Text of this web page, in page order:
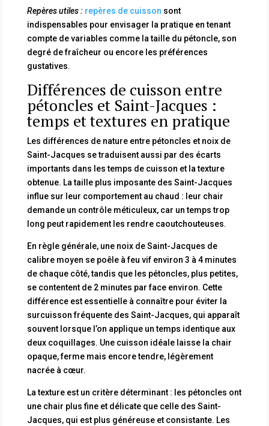
Repères utiles : repères de cuisson sont
indispensables pour envisager la pratique en tenant
compte de variables comme la taille du pétoncle, son
degré de fraîcheur ou encore les préférences
gustatives.
Différences de cuisson entre
pétoncles et Saint-Jacques :
temps et textures en pratique
Les différences de nature entre pétoncles et noix de
Saint-Jacques se traduisent aussi par des écarts
importants dans les temps de cuisson et la texture
obtenue. La taille plus imposante des Saint-Jacques
influe sur leur comportement au chaud : leur chair
demande un contrôle méticuleux, car un temps trop
long peut rapidement les rendre caoutchouteuses.
En règle générale, une noix de Saint-Jacques de
calibre moyen se poêle à feu vif environ 3 à 4 minutes
de chaque côté, tandis que les pétoncles, plus petites,
se contentent de 2 minutes par face environ. Cette
différence est essentielle à connaître pour éviter la
surcuisson fréquente des Saint-Jacques, qui apparaît
souvent lorsque l’on applique un temps identique aux
deux coquillages. Une cuisson idéale laisse la chair
opaque, ferme mais encore tendre, légèrement
nacrée à cœur.
La texture est un critère déterminant : les pétoncles ont
une chair plus fine et délicate que celle des Saint-
Jacques, qui est plus généreuse et consistante. Les